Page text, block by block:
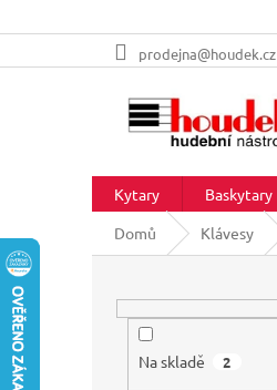
na
prodejna@houdek.cz
Kytary Baskytary
Domů
Klávesy
Na skladě 2